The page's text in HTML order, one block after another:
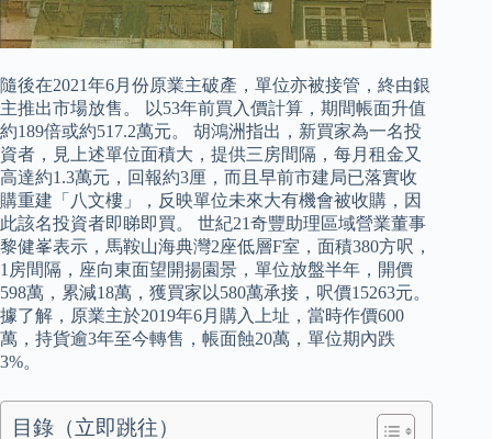
隨後在2021年6月份原業主破產，單位亦被接管，終由銀
主推出市場放售。 以53年前買入價計算，期間帳面升值
約189倍或約517.2萬元。 胡鴻洲指出，新買家為一名投
資者，見上述單位面積大，提供三房間隔，每月租金又
高達約1.3萬元，回報約3厘，而且早前市建局已落實收
購重建「八文樓」，反映單位未來大有機會被收購，因
此該名投資者即睇即買。 世紀21奇豐助理區域營業董事
黎健峯表示，馬鞍山海典灣2座低層F室，面積380方呎，
1房間隔，座向東面望開揚園景，單位放盤半年，開價
598萬，累減18萬，獲買家以580萬承接，呎價15263元。
據了解，原業主於2019年6月購入上址，當時作價600
萬，持貨逾3年至今轉售，帳面蝕20萬，單位期內跌
3%。
目錄（立即跳往）